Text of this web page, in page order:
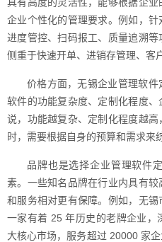
企业个性化的管理要求。例如，
进度管控、扫码报工、质量追溯
侧重于快速开单、进销存管理、客
价格方面，无锡企业管理软件
软件的功能复杂度、定制化程度
说，功能越复杂、定制化程度越
时，需要根据自身的预算和需求来
品牌也是选择企业管理软件
素。一些知名品牌在行业内具有
和服务相对更有保障。例如，无
一家有着 25 年历史的老牌企业
大核心市场，服务超过 20000 家